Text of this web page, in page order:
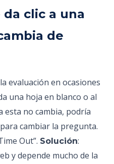
clic a una
de
evaluación en ocasiones
una hoja en blanco o al
esta no cambia, podría
cambiar la pregunta.
Out”. Solución:
y depende mucho de la